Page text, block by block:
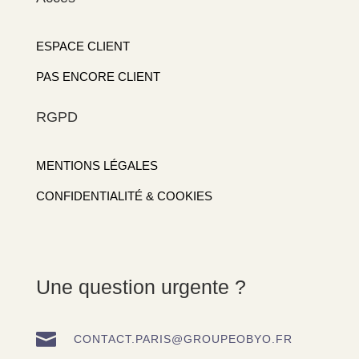
ESPACE CLIENT
PAS ENCORE CLIENT
RGPD
MENTIONS LÉGALES
CONFIDENTIALITÉ & COOKIES
Une question urgente ?
 CONTACT.PARIS@GROUPEOBYO.FR